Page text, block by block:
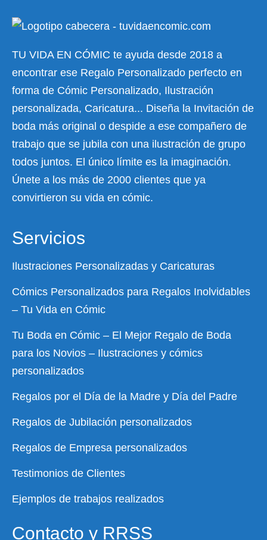
TU VIDA EN CÓMIC te ayuda desde 2018 a
encontrar ese Regalo Personalizado perfecto en
forma de Cómic Personalizado, Ilustración
personalizada, Caricatura... Diseña la Invitación de
boda más original o despide a ese compañero de
trabajo que se jubila con una ilustración de grupo
todos juntos. El único límite es la imaginación.
Únete a los más de 2000 clientes que ya
convirtieron su vida en cómic.
Servicios
Ilustraciones Personalizadas y Caricaturas
Cómics Personalizados para Regalos Inolvidables
– Tu Vida en Cómic
Tu Boda en Cómic – El Mejor Regalo de Boda
para los Novios – Ilustraciones y cómics
personalizados
Regalos por el Día de la Madre y Día del Padre
Regalos de Jubilación personalizados
Regalos de Empresa personalizados
Testimonios de Clientes
Ejemplos de trabajos realizados
Contacto y RRSS